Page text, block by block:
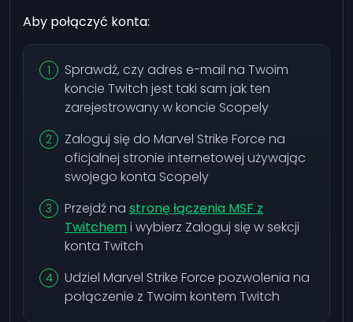
Aby połączyć konta:
Sprawdź, czy adres e-mail na Twoim
koncie Twitch jest taki sam jak ten
zarejestrowany w koncie Scopely
Zaloguj się do Marvel Strike Force na
oficjalnej stronie internetowej używając
swojego konta Scopely
Przejdź nastronę łączenia MSF z
Twitchemi wybierz Zaloguj się w sekcji
konta Twitch
Udziel Marvel Strike Force pozwolenia na
połączenie z Twoim kontem Twitch